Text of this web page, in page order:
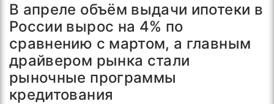
В апреле объём выдачи ипотеки в
России вырос на 4% по
сравнению с мартом, а главным
драйвером рынка стали
рыночные программы
кредитования